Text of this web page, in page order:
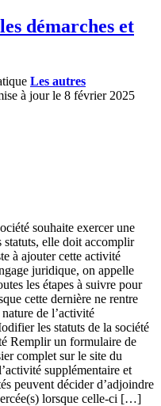
démarches et
Les autres
à jour le 8 février 2025
souhaite exercer une
statuts, elle doit accomplir
à ajouter cette activité
juridique, on appelle
les étapes à suivre pour
cette dernière ne rentre
de l’activité
les statuts de la société
Remplir un formulaire de
complet sur le site du
supplémentaire et
peuvent décider d’adjoindre
lorsque celle-ci […]